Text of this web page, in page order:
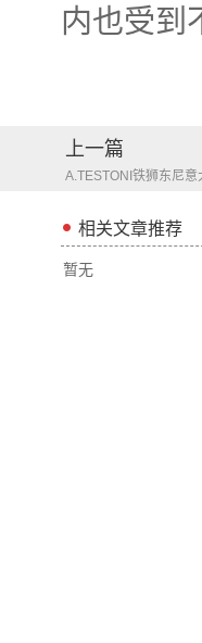
内也受到
上一篇
A.TESTONI铁狮东尼
相关文章推荐
暂无